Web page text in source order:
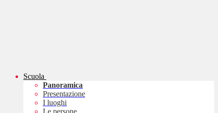
Scuola
Panoramica
Presentazione
I luoghi